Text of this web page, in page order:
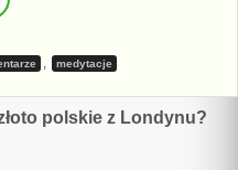
, medytacje
polskie z Londynu?